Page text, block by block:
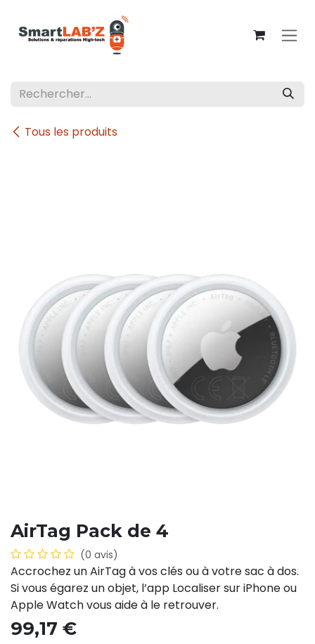
Tous les produits
AirTag Pack de 4
(0 avis)
Accrochez un AirTag à vos clés ou à votre sac à dos.
Si vous égarez un objet, l’app Localiser sur iPhone ou
Apple Watch vous aide à le retrouver.
99,17 €